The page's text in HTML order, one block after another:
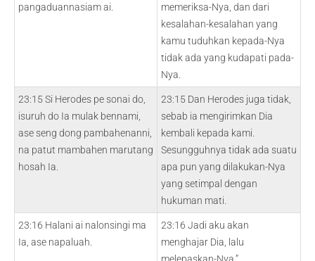
pangaduannasiam ai.
memeriksa-Nya, dan dari
kesalahan-kesalahan yang
kamu tuduhkan kepada-Nya
tidak ada yang kudapati pada-
Nya.
23:15 Si Herodes pe sonai do,
isuruh do Ia mulak bennami,
ase seng dong pambahenanni,
na patut mambahen marutang
hosah Ia.
23:15 Dan Herodes juga tidak,
sebab ia mengirimkan Dia
kembali kepada kami.
Sesungguhnya tidak ada suatu
apa pun yang dilakukan-Nya
yang setimpal dengan
hukuman mati.
23:16 Halani ai nalonsingi ma
Ia, ase napaluah.
23:16 Jadi aku akan
menghajar Dia, lalu